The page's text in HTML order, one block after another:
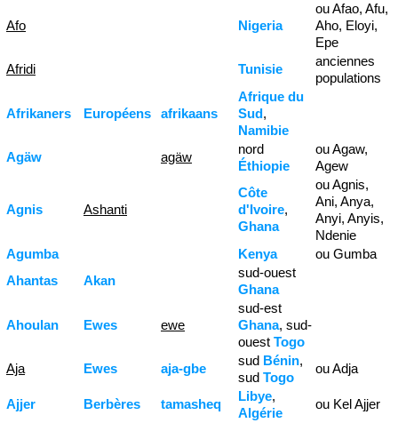
Afo Nigeria
ou Afao, Afu,
Aho, Eloyi,
Epe
Afridi
Tunisie
anciennes
populations
Afrikaners Européens afrikaans
Afrique du
Sud,
Namibie
Agäw
agäw
nord
Éthiopie
ou Agaw,
Agew
Agnis Ashanti
Côte
d'Ivoire,
Ghana
ou Agnis,
Ani, Anya,
Anyi, Anyis,
Ndenie
Agumba
Kenya
ou Gumba
Ahantas
Akan
sud-ouest
Ghana
Ahoulan Ewes ewe
sud-est
Ghana, sud-
ouest Togo
Aja
Ewes aja-gbe
sud Bénin,
sud Togo
ou Adja
Ajjer Berbères tamasheq
Libye,
Algérie
ou Kel Ajjer